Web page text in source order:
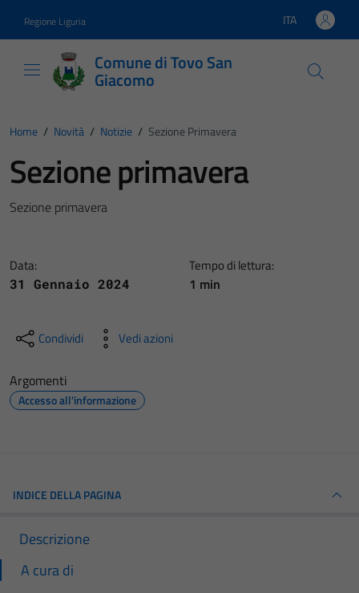
Regione Liguria Lingua attiva:
ITA
Comune di Tovo San
Giacomo
Home / Novità / Notizie / Sezione Primavera
Sezione primavera
Sezione primavera
Data:
31 Gennaio 2024
Tempo di lettura:
1 min
Condividi Vedi azioni
Argomenti
Accesso all'informazione
INDICE DELLA PAGINA
Descrizione
A cura di